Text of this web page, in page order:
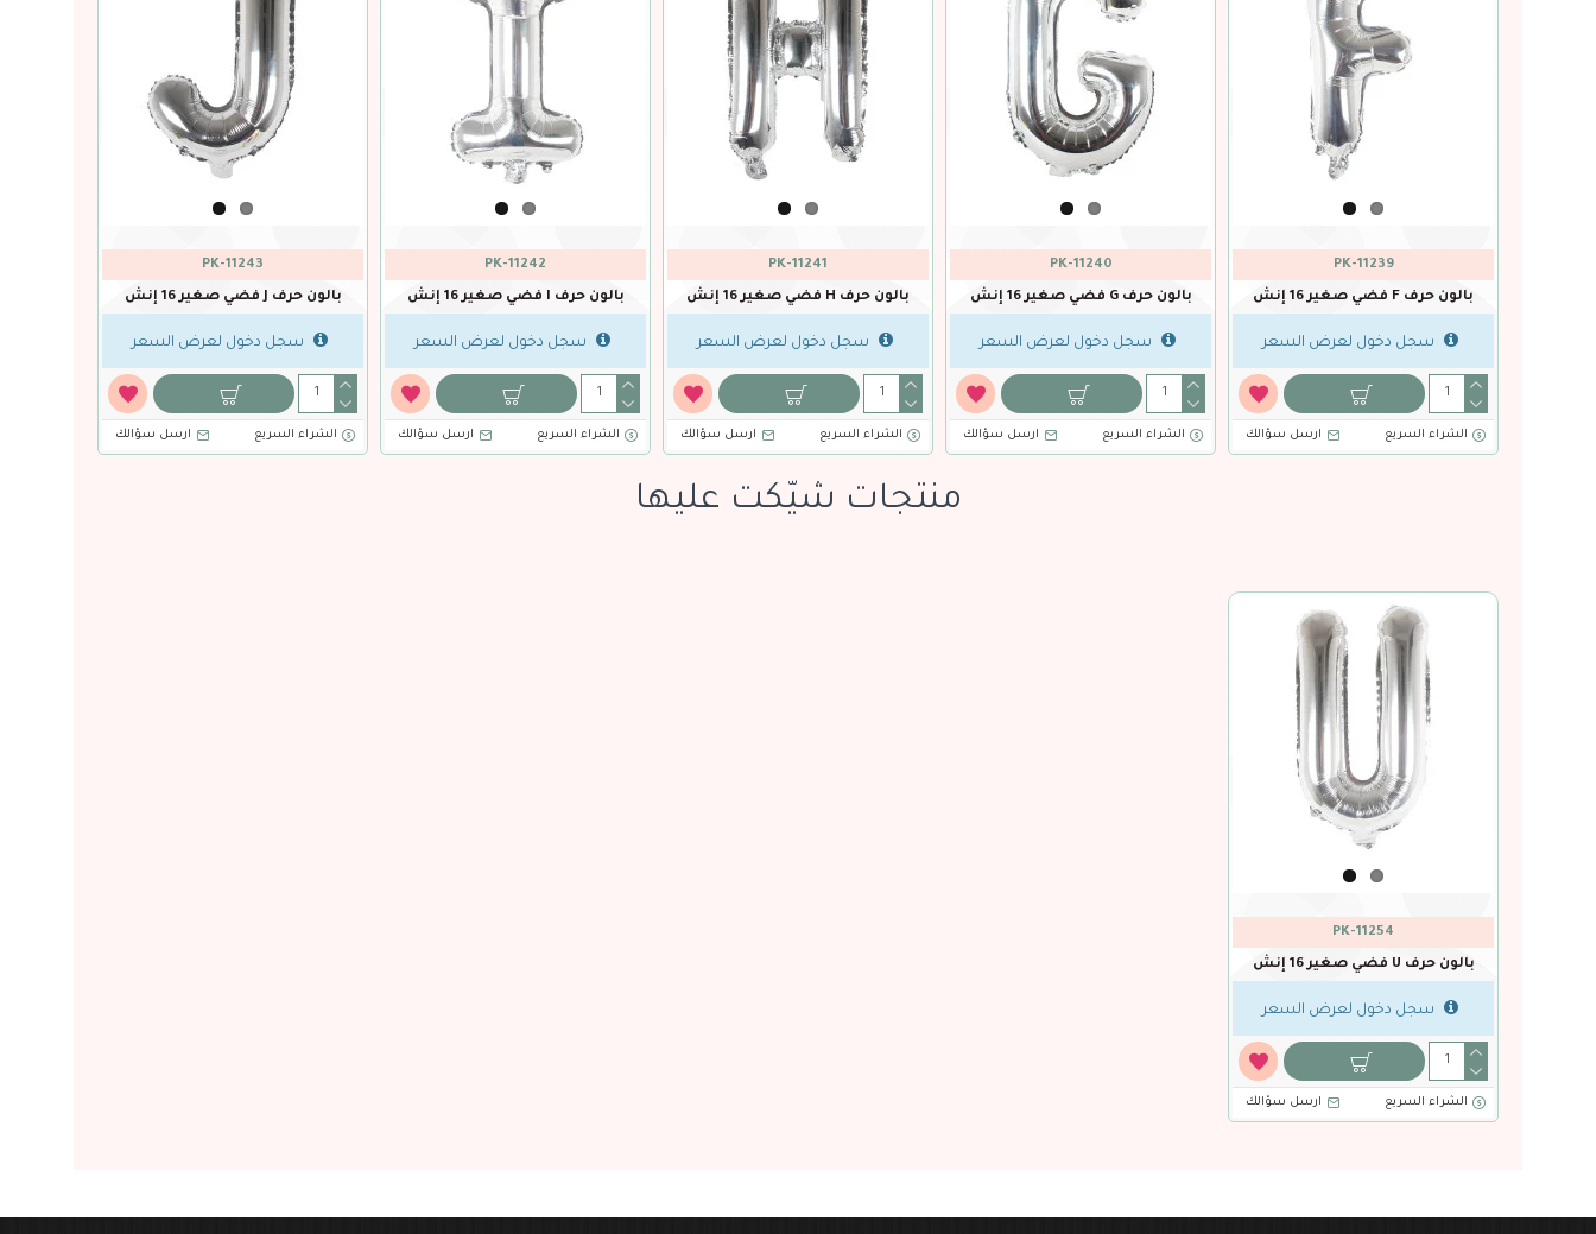
دخول لعرض السعر
ارسل سؤالك
بالون حرف B فضي صغير 16 إنش
سجل دخول لعرض السعر
الشراء السريع ارسل سؤالك
بالون حرف C فضي صغير 16 إنش
سجل دخول لعرض السعر
الشراء السريع ارسل سؤالك
بالون حرف D فضي صغير 16 إنش
سجل دخول لعرض السعر
الشراء السريع ارسل سؤالك
بالون حرف E فضي صغير 16 إنش
سجل دخول لعرض السعر
ارسل سؤالك
بالون حرف F فضي صغير 16 إنش
سجل دخول لعرض السعر
الشراء السريع
منتجات شيّكت عليها
PK-11254
بالون حرف U فضي صغير 16 إنش
سجل دخول لعرض السعر
الشراء السريع ارسل سؤالك